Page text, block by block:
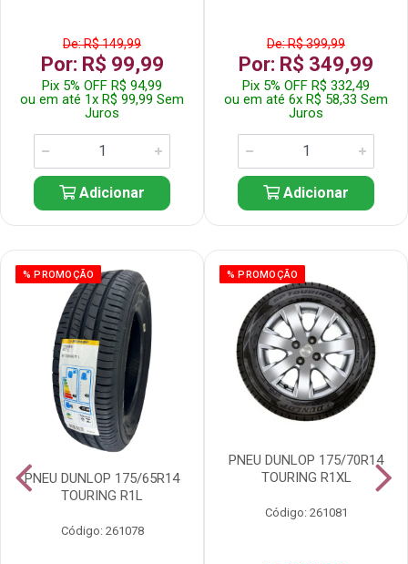
De: R$ 149,99
Por: R$ 99,99
Pix 5% OFF R$ 94,99
ou em até 1x R$ 99,99 Sem
Juros
Adicionar
De: R$ 399,99
Por: R$ 349,99
Pix 5% OFF R$ 332,49
ou em até 6x R$ 58,33 Sem
Juros
Adicionar
% PROMOÇÃO
PNEU DUNLOP 175/65R14
TOURING R1L
Código: 261078
% PROMOÇÃO
PNEU DUNLOP 175/70R14
TOURING R1XL
Código: 261081